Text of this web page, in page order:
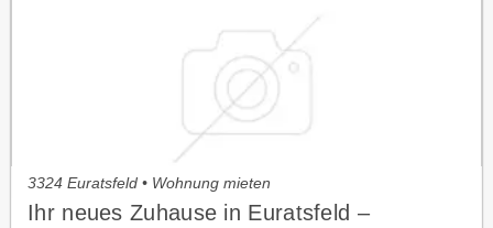
3324 Euratsfeld • Wohnung mieten
Ihr neues Zuhause in Euratsfeld –